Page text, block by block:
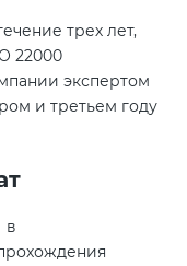
трех лет,
22000
экспертом
и третьем году
в